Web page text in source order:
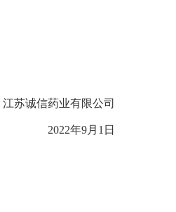
江苏诚信药业有限公司
2022年9月1日